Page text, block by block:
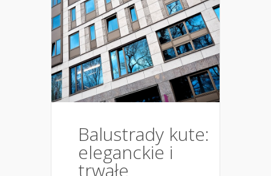
Balustrady kute:
eleganckie i
trwałe